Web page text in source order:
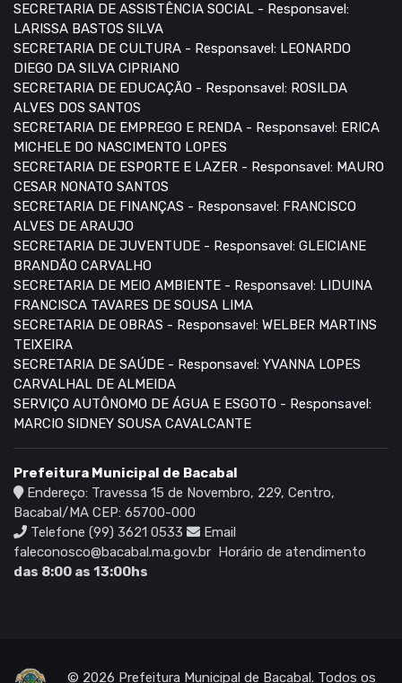
SECRETARIA DE ASSISTÊNCIA SOCIAL - Responsavel:
LARISSA BASTOS SILVA
SECRETARIA DE CULTURA - Responsavel: LEONARDO
DIEGO DA SILVA CIPRIANO
SECRETARIA DE EDUCAÇÃO - Responsavel: ROSILDA
ALVES DOS SANTOS
SECRETARIA DE EMPREGO E RENDA - Responsavel: ERICA
MICHELE DO NASCIMENTO LOPES
SECRETARIA DE ESPORTE E LAZER - Responsavel: MAURO
CESAR NONATO SANTOS
SECRETARIA DE FINANÇAS - Responsavel: FRANCISCO
ALVES DE ARAUJO
SECRETARIA DE JUVENTUDE - Responsavel: GLEICIANE
BRANDÃO CARVALHO
SECRETARIA DE MEIO AMBIENTE - Responsavel: LIDUINA
FRANCISCA TAVARES DE SOUSA LIMA
SECRETARIA DE OBRAS - Responsavel: WELBER MARTINS
TEIXEIRA
SECRETARIA DE SAÚDE - Responsavel: YVANNA LOPES
CARVALHAL DE ALMEIDA
SERVIÇO AUTÔNOMO DE ÁGUA E ESGOTO - Responsavel:
MARCIO SIDNEY SOUSA CAVALCANTE
Prefeitura Municipal de Bacabal
Endereço: Travessa 15 de Novembro, 229, Centro,
Bacabal/MA CEP: 65700-000
Telefone (99) 3621 0533
Email
faleconosco@bacabal.ma.gov.br
Horário de atendimento
das 8:00 as 13:00hs
© 2026 Prefeitura Municipal de Bacabal. Todos os